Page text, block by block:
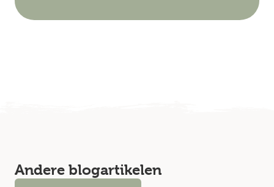
Andere blogartikelen